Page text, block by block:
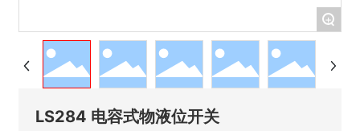
+
LS284 电容式物液位开关